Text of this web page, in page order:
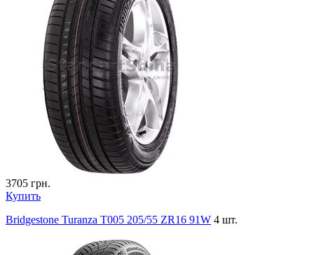
3705 грн.
Купить
Bridgestone Turanza T005 205/55 ZR16 91W 4 шт.